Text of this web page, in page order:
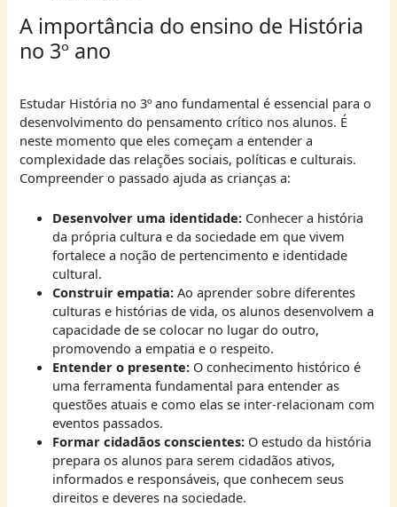
A importância do ensino de História
no 3º ano
Estudar História no 3º ano fundamental é essencial para o
desenvolvimento do pensamento crítico nos alunos. É
neste momento que eles começam a entender a
complexidade das relações sociais, políticas e culturais.
Compreender o passado ajuda as crianças a:
Desenvolver uma identidade:Conhecer a história
da própria cultura e da sociedade em que vivem
fortalece a noção de pertencimento e identidade
cultural.
Construir empatia:Ao aprender sobre diferentes
culturas e histórias de vida, os alunos desenvolvem a
capacidade de se colocar no lugar do outro,
promovendo a empatia e o respeito.
Entender o presente:O conhecimento histórico é
uma ferramenta fundamental para entender as
questões atuais e como elas se inter-relacionam com
eventos passados.
Formar cidadãos conscientes:O estudo da história
prepara os alunos para serem cidadãos ativos,
informados e responsáveis, que conhecem seus
direitos e deveres na sociedade.